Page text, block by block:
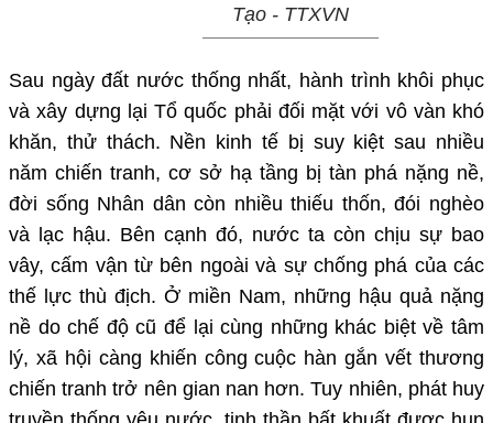
Tạo - TTXVN
Sau ngày đất nước thống nhất, hành trình khôi phục
và xây dựng lại Tổ quốc phải đối mặt với vô vàn khó
khăn, thử thách. Nền kinh tế bị suy kiệt sau nhiều
năm chiến tranh, cơ sở hạ tầng bị tàn phá nặng nề,
đời sống Nhân dân còn nhiều thiếu thốn, đói nghèo
và lạc hậu. Bên cạnh đó, nước ta còn chịu sự bao
vây, cấm vận từ bên ngoài và sự chống phá của các
thế lực thù địch. Ở miền Nam, những hậu quả nặng
nề do chế độ cũ để lại cùng những khác biệt về tâm
lý, xã hội càng khiến công cuộc hàn gắn vết thương
chiến tranh trở nên gian nan hơn. Tuy nhiên, phát huy